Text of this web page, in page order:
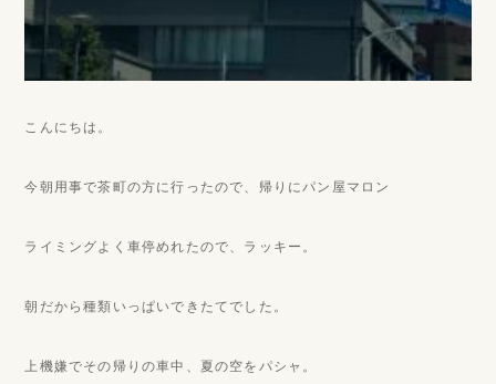
こんにちは。
今朝用事で茶町の方に行ったので、帰りにパン屋マロン
ライミングよく車停めれたので、ラッキー。
朝だから種類いっぱいできたてでした。
上機嫌でその帰りの車中、夏の空をパシャ。